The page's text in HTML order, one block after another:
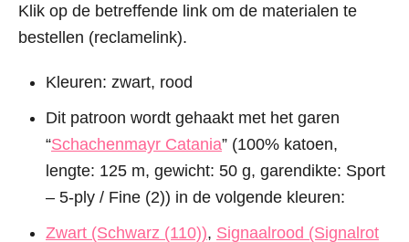
Klik op de betreffende link om de materialen te
bestellen (reclamelink).
Kleuren: zwart, rood
Dit patroon wordt gehaakt met het garen
“Schachenmayr Catania” (100% katoen,
lengte: 125 m, gewicht: 50 g, garendikte: Sport
– 5-ply / Fine (2)) in de volgende kleuren:
Zwart (Schwarz (110)), Signaalrood (Signalrot